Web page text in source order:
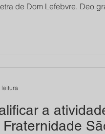
Lefebvre. Deo gratias! Tomara que seja
a
leitura